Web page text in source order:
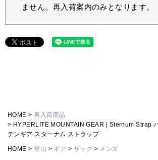
ません。再入荷案内のみとなります。
HOME
再入荷商品
HYPERLITE MOUNTAIN GEAR | Sternum Strap
テンギア スターナム ストラップ
HOME 登山 ギア ザック メンズ